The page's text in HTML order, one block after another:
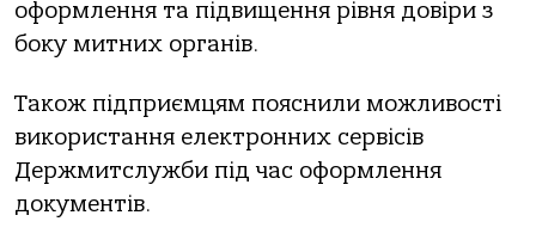
оформлення та підвищення рівня довіри з
боку митних органів.
Також підприємцям пояснили можливості
використання електронних сервісів
Держмитслужби під час оформлення
документів.